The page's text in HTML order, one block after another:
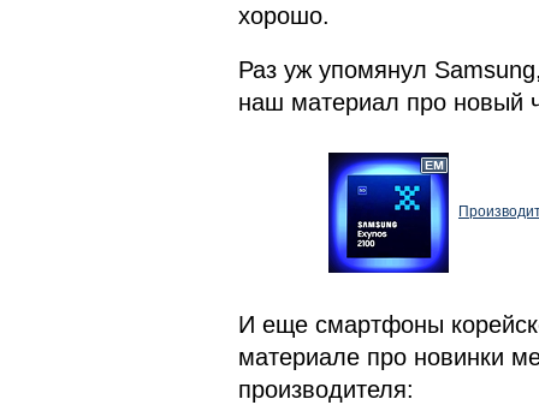
хорошо.
Раз уж упомянул
наш материал про новый
И еще смартфоны
материале про новинки
производителя: